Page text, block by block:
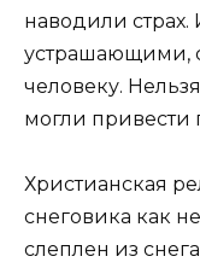
наводили страх.
устрашающими,
человеку.
могли
Христианская
снеговика как
слеплен из